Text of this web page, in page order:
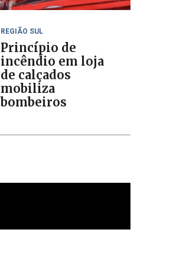
REGIÃO SUL
Princípio de
incêndio em loja
de calçados
mobiliza
bombeiros